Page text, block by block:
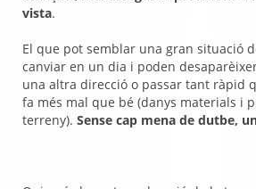
vista.
El que pot semblar una gran situació
canviar en un dia i poden
una altra direcció o passar tant ràpid
fa més mal que bé (danys materials i
terreny). Sense cap mena de dutbe,